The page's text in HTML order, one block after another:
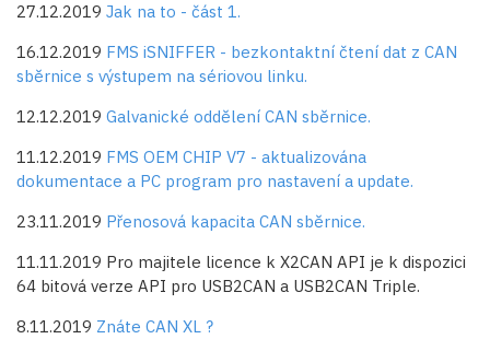
27.12.2019 Jak na to - část 1.
16.12.2019 FMS iSNIFFER - bezkontaktní čtení dat z CAN
sběrnice s výstupem na sériovou linku.
12.12.2019 Galvanické oddělení CAN sběrnice.
11.12.2019 FMS OEM CHIP V7 - aktualizována
dokumentace a PC program pro nastavení a update.
23.11.2019 Přenosová kapacita CAN sběrnice.
11.11.2019 Pro majitele licence k X2CAN API je k dispozici
64 bitová verze API pro USB2CAN a USB2CAN Triple.
8.11.2019 Znáte CAN XL ?